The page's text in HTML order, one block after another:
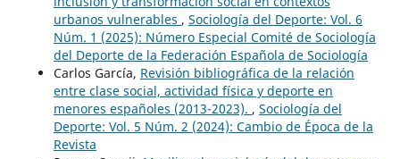
urbanos vulnerables , Sociología del Deporte: Vol. 6
Núm. 1 (2025): Número Especial Comité de Sociología
del Deporte de la Federación Española de Sociología
Carlos García, Revisión bibliográfica de la relación
entre clase social, actividad física y deporte en
menores españoles (2013-2023). , Sociología del
Deporte: Vol. 5 Núm. 2 (2024): Cambio de Época de la
Revista